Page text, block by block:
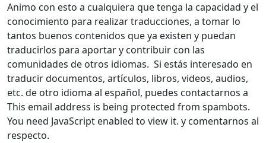
Animo con esto a cualquiera que tenga la capacidad y el
conocimiento para realizar traducciones, a tomar lo
tantos buenos contenidos que ya existen y puedan
traducirlos para aportar y contribuir con las
comunidades de otros idiomas. Si estás interesado en
traducir documentos, artículos, libros, videos, audios,
etc. de otro idioma al español, puedes contactarnos a
This email address is being protected from spambots.
You need JavaScript enabled to view it. y comentarnos al
respecto.